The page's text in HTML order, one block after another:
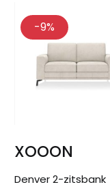
-9%
XOOON
Denver 2-zitsbank